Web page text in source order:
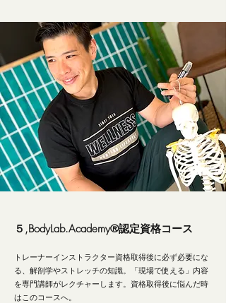
５,BodyLab.Academy®︎認定資格コース
トレーナーインストラクター資格取得後に必ず必要にな
る、解剖学やストレッチの知識。「現場で使える」内容
を専門講師がレクチャーします。資格取得後に悩んだ時
はこのコースへ。